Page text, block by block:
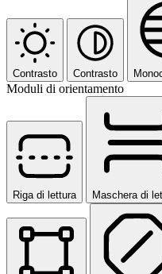
Contrasto Contrasto
Moduli di orientamento
Riga di lettura Maschera di